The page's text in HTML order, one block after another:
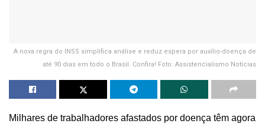
A nova regra do INSS simplifica análise e reduz espera por auxílio-doença de
até 90 dias em todo o Brasil. Confira! Foto: Assistencialismo Notícias
Milhares de trabalhadores afastados por doença têm agora